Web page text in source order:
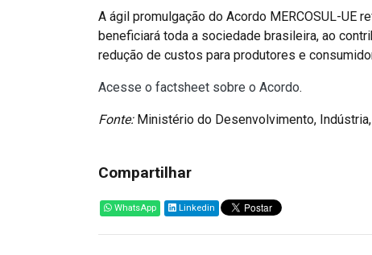
A ágil promulgação do Acordo MERCOSUL-UE
beneficiará toda a sociedade brasileira, ao
redução de custos para produtores e
Acesse o factsheet sobre o Acordo.
Fonte:Ministério do Desenvolvimento,
Compartilhar
WhatsApp Linkedin